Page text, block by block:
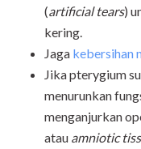
(artificial tears)
kering.
Jaga kebersihan
Jika pterygium
menurunkan
menganjurkan
atau amniotic